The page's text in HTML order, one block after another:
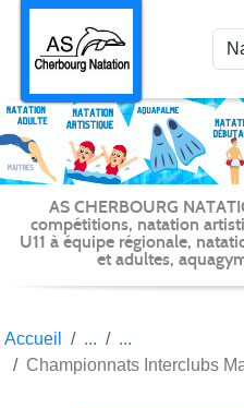
AS CHERBOURG
compétitions, natation
U11 à équipe régionale,
et adultes,
Accueil
Championnats Interclubs
Panneau de gestion des cookies